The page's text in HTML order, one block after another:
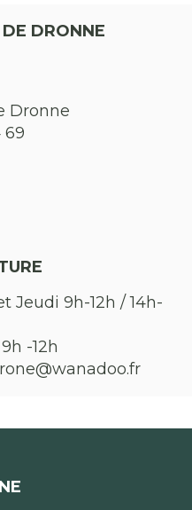
DRONNE
Dronne
69
Jeudi 9h-12h / 14h-
-12h